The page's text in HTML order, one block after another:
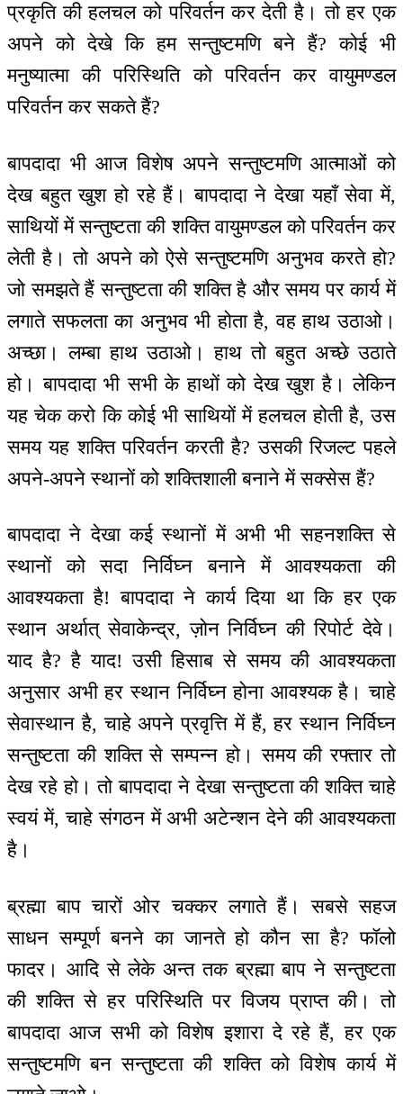
प्रकृति की हलचल को परिवर्तन कर देती है। तो हर एक
अपने को देखे कि हम सन्तुष्टमणि बने हैं? कोई भी
मनुष्यात्मा की परिस्थिति को परिवर्तन कर वायुमण्डल
परिवर्तन कर सकते हैं?
बापदादा भी आज विशेष अपने सन्तुष्टमणि आत्माओं को
देख बहुत खुश हो रहे हैं। बापदादा ने देखा यहाँ सेवा में,
साथियों में सन्तुष्टता की शक्ति वायुमण्डल को परिवर्तन कर
लेती है। तो अपने को ऐसे सन्तुष्टमणि अनुभव करते हो?
जो समझते हैं सन्तुष्टता की शक्ति है और समय पर कार्य में
लगाते सफलता का अनुभव भी होता है, वह हाथ उठाओ।
अच्छा। लम्बा हाथ उठाओ। हाथ तो बहुत अच्छे उठाते
हो। बापदादा भी सभी के हाथों को देख खुश है। लेकिन
यह चेक करो कि कोई भी साथियों में हलचल होती है, उस
समय यह शक्ति परिवर्तन करती है? उसकी रिजल्ट पहले
अपने-अपने स्थानों को शक्तिशाली बनाने में सक्सेस हैं?
बापदादा ने देखा कई स्थानों में अभी भी सहनशक्ति से
स्थानों को सदा निर्विघ्न बनाने में आवश्यकता की
आवश्यकता है! बापदादा ने कार्य दिया था कि हर एक
स्थान अर्थात् सेवाकेन्द्र, ज़ोन निर्विघ्न की रिपोर्ट देवे।
याद है? है याद! उसी हिसाब से समय की आवश्यकता
अनुसार अभी हर स्थान निर्विघ्न होना आवश्यक है। चाहे
सेवास्थान है, चाहे अपने प्रवृत्ति में हैं, हर स्थान निर्विघ्न
सन्तुष्टता की शक्ति से सम्पन्न हो। समय की रफ्तार तो
देख रहे हो। तो बापदादा ने देखा सन्तुष्टता की शक्ति चाहे
स्वयं में, चाहे संगठन में अभी अटेन्शन देने की आवश्यकता
है।
ब्रह्मा बाप चारों ओर चक्कर लगाते हैं। सबसे सहज
साधन सम्पूर्ण बनने का जानते हो कौन सा है? फॉलो
फादर। आदि से लेके अन्त तक ब्रह्मा बाप ने सन्तुष्टता
की शक्ति से हर परिस्थिति पर विजय प्राप्त की। तो
बापदादा आज सभी को विशेष इशारा दे रहे हैं, हर एक
सन्तुष्टमणि बन सन्तुष्टता की शक्ति को विशेष कार्य में